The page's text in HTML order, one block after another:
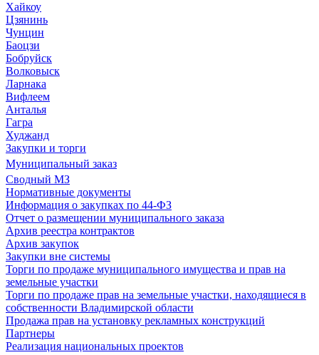
Хайкоу
Цзянинь
Чунцин
Баоцзи
Бобруйск
Волковыск
Ларнака
Вифлеем
Анталья
Гагра
Худжанд
Закупки и торги
Муниципальный заказ
Сводный МЗ
Нормативные документы
Информация о закупках по 44-ФЗ
Отчет о размещении муниципального заказа
Архив реестра контрактов
Архив закупок
Закупки вне системы
Торги по продаже муниципального имущества и прав на
земельные участки
Торги по продаже прав на земельные участки, находящиеся в
собственности Владимирской области
Продажа прав на установку рекламных конструкций
Партнеры
Реализация национальных проектов